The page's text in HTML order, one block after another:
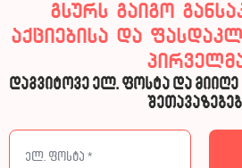
გსურს გაიგო
აქციებისა და
დაგვიტოვე ელ. ფოსტა და